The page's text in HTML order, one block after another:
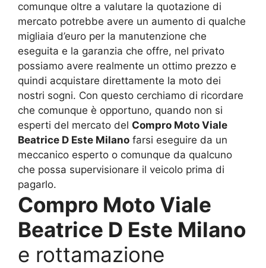
comunque oltre a valutare la quotazione di
mercato potrebbe avere un aumento di qualche
migliaia d’euro per la manutenzione che
eseguita e la garanzia che offre, nel privato
possiamo avere realmente un ottimo prezzo e
quindi acquistare direttamente la moto dei
nostri sogni. Con questo cerchiamo di ricordare
che comunque è opportuno, quando non si
esperti del mercato del Compro Moto Viale
Beatrice D Este Milano farsi eseguire da un
meccanico esperto o comunque da qualcuno
che possa supervisionare il veicolo prima di
pagarlo.
Compro Moto Viale
Beatrice D Este Milano
e rottamazione